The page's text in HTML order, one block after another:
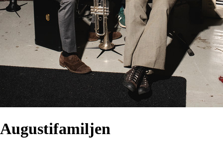
Augustifamiljen